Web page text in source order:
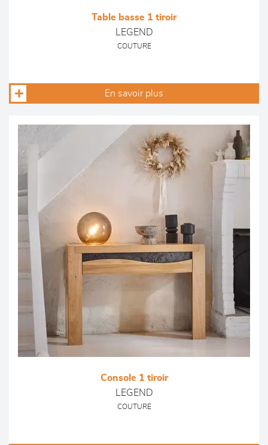
Table basse 1 tiroir
LEGEND
COUTURE
En savoir plus
Console 1 tiroir
LEGEND
COUTURE